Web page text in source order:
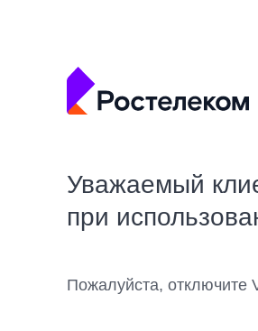
Уважаемый
при
Пожалуйста, отключите